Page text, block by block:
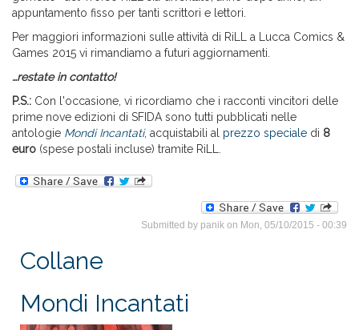
appuntamento fisso per tanti scrittori e lettori.
Per maggiori informazioni sulle attività di RiLL a Lucca Comics &
Games 2015 vi rimandiamo a futuri aggiornamenti.
…restate in contatto!
P.S.: Con l'occasione, vi ricordiamo che i racconti vincitori delle
prime nove edizioni di SFIDA sono tutti pubblicati nelle
antologie Mondi Incantati, acquistabili al prezzo speciale di 8
euro (spese postali incluse) tramite RiLL.
Submitted by panik on Mon, 05/10/2015 - 00:39
Collane
Mondi Incantati